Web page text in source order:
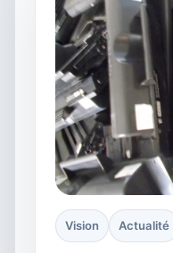
Vision Actualité